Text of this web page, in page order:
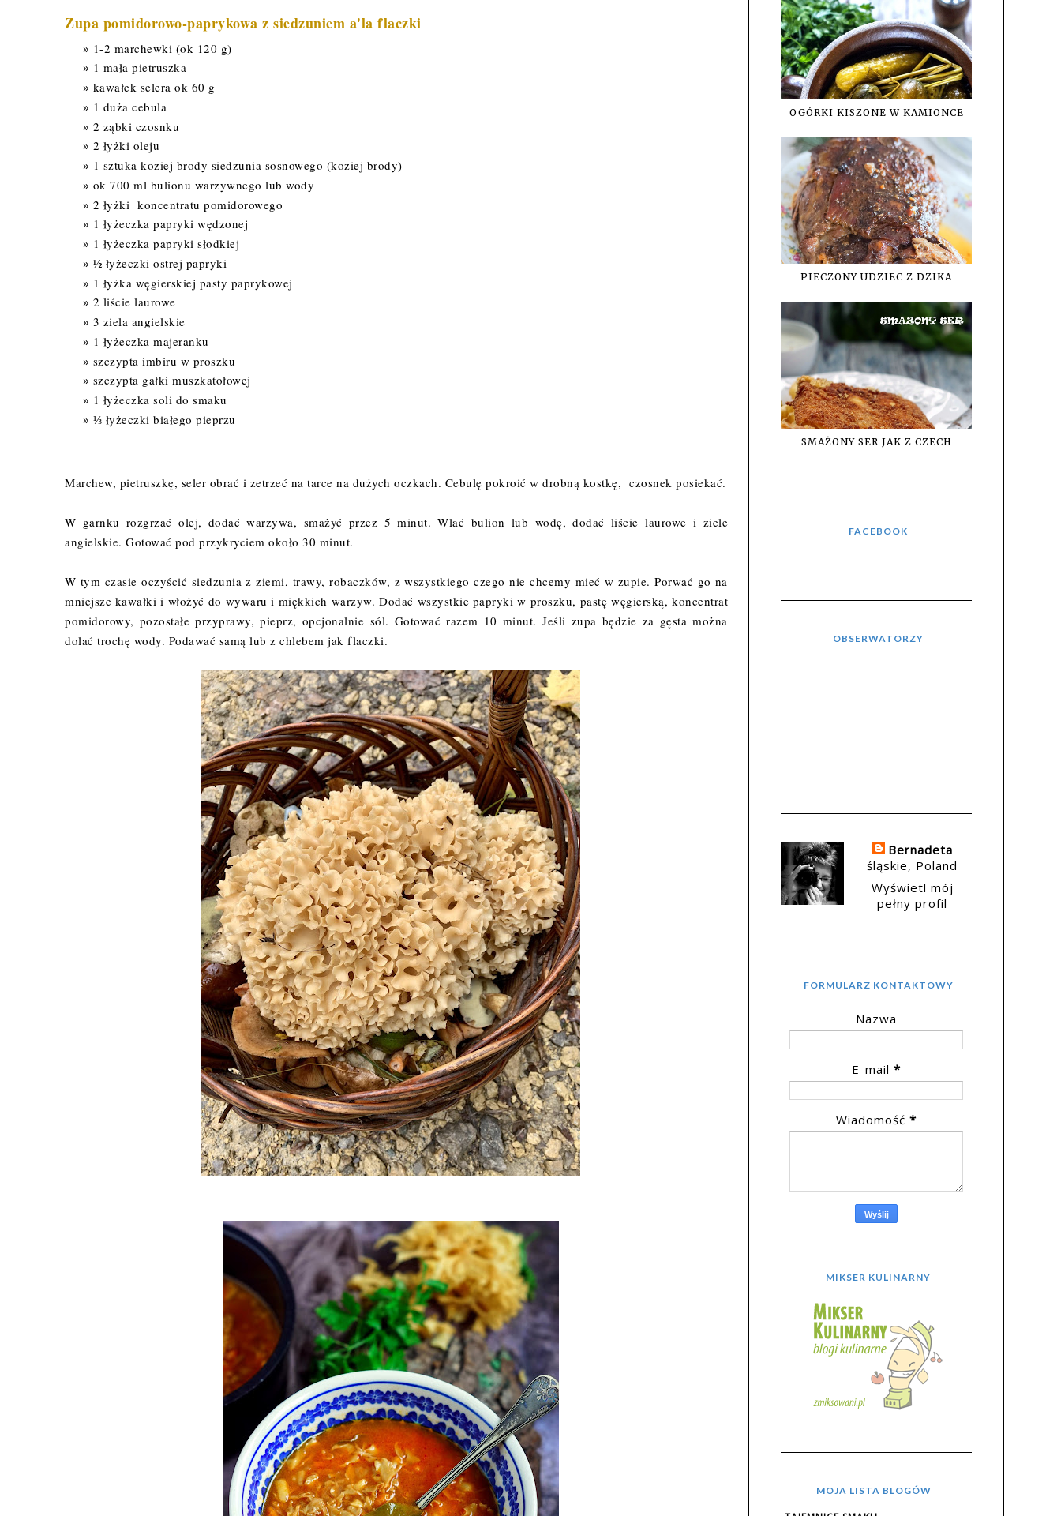
Zupa pomidorowo-paprykowa z siedzuniem a'la flaczki
1-2 marchewki (ok 120 g)
1 mała pietruszka
kawałek selera ok 60 g
1 duża cebula
2 ząbki czosnku
2 łyżki oleju
1 sztuka koziej brody siedzunia sosnowego (koziej brody)
ok 700 ml bulionu warzywnego lub wody
2 łyżki koncentratu pomidorowego
1 łyżeczka papryki wędzonej
1 łyżeczka papryki słodkiej
½ łyżeczki ostrej papryki
1 łyżka węgierskiej pasty paprykowej
2 liście laurowe
3 ziela angielskie
1 łyżeczka majeranku
szczypta imbiru w proszku
szczypta gałki muszkatołowej
1 łyżeczka soli do smaku
⅓ łyżeczki białego pieprzu
Marchew, pietruszkę, seler obrać i zetrzeć na tarce na dużych oczkach. Cebulę pokroić w drobną kostkę, czosnek posiekać.
W garnku rozgrzać olej, dodać warzywa, smażyć przez 5 minut. Wlać bulion lub wodę, dodać liście laurowe i ziele
angielskie. Gotować pod przykryciem około 30 minut.
W tym czasie oczyścić siedzunia z ziemi, trawy, robaczków, z wszystkiego czego nie chcemy mieć w zupie. Porwać go na
mniejsze kawałki i włożyć do wywaru i miękkich warzyw. Dodać wszystkie papryki w proszku, pastę węgierską, koncentrat
pomidorowy, pozostałe przyprawy, pieprz, opcjonalnie sól. Gotować razem 10 minut. Jeśli zupa będzie za gęsta można
dolać trochę wody. Podawać samą lub z chlebem jak flaczki.
OGÓRKI KISZONE W KAMIONCE
PIECZONY UDZIEC Z DZIKA
SMAŻONY SER JAK Z CZECH
FACEBOOK
OBSERWATORZY
Bernadeta
śląskie, Poland
Wyświetl mój
pełny profil
FORMULARZ KONTAKTOWY
Nazwa
E-mail *
Wiadomość *
MIKSER KULINARNY
MOJA LISTA BLOGÓW